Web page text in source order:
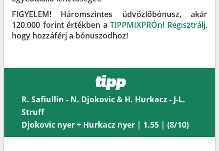
FIGYELEM! Háromszintes üdvözlőbónusz, akár
120.000 forint értékben aTIPPMIXPRÓn! Regisztrálj,
hogy hozzáférj a bónuszodhoz!
tipp
R. Safiullin - N. Djokovic & H. Hurkacz - J-L.
Struff
Djokovic nyer + Hurkacz nyer | 1.55 | (8/10)